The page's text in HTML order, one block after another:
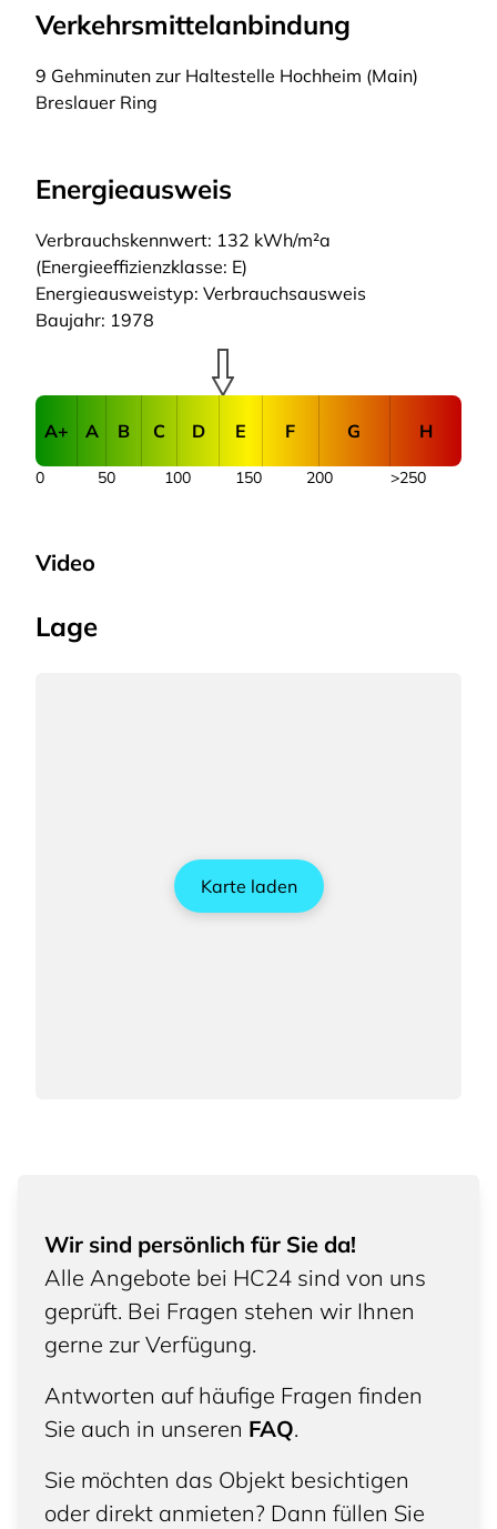
Verkehrsmittelanbindung
9 Gehminuten zur Haltestelle Hochheim (Main)
Breslauer Ring
Energieausweis
Verbrauchskennwert: 132 kWh/m²a
(Energieeffizienzklasse: E)
Energieausweistyp: Verbrauchsausweis
Baujahr: 1978
A+ A B C D E F G H
50 100 150 200
0 >250
Video
Lage
Karte laden
Wir sind persönlich für Sie da!
Alle Angebote bei HC24 sind von uns
geprüft. Bei Fragen stehen wir Ihnen
gerne zur Verfügung.
Antworten auf häufige Fragen finden
Sie auch in unseren FAQ.
Sie möchten das Objekt besichtigen
oder direkt anmieten? Dann füllen Sie